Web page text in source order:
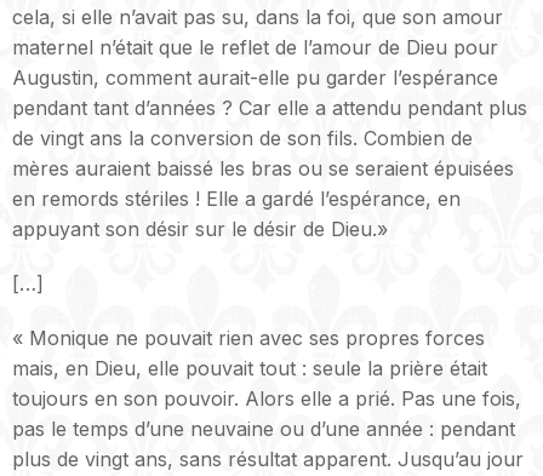
cela, si elle n’avait pas su, dans la foi, que son amour
maternel n’était que le reflet de l’amour de Dieu pour
Augustin, comment aurait-elle pu garder l’espérance
pendant tant d’années ? Car elle a attendu pendant plus
de vingt ans la conversion de son fils. Combien de
mères auraient baissé les bras ou se seraient épuisées
en remords stériles ! Elle a gardé l’espérance, en
appuyant son désir sur le désir de Dieu.»
[…]
« Monique ne pouvait rien avec ses propres forces
mais, en Dieu, elle pouvait tout : seule la prière était
toujours en son pouvoir. Alors elle a prié. Pas une fois,
pas le temps d’une neuvaine ou d’une année : pendant
plus de vingt ans, sans résultat apparent. Jusqu’au jour